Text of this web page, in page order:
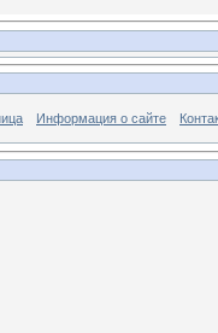
Информация о сайте